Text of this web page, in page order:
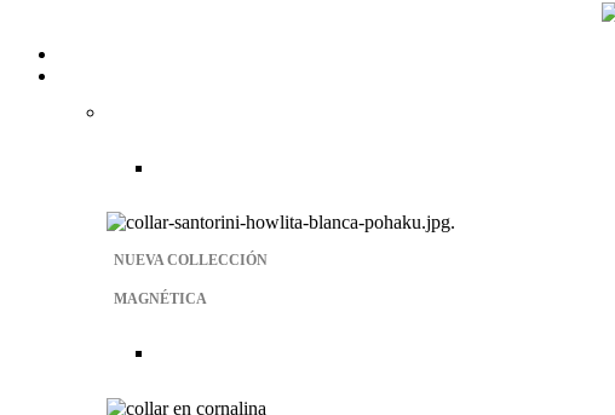
NUEVA COLLECCIÓN
MAGNÉTICA